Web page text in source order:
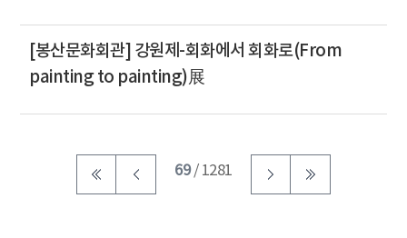
[봉산문화회관] 강원제-회화에서 회화로(From
painting to painting)展
69/ 1281